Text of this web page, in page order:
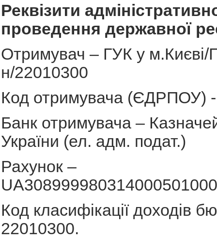
Реквізити
проведення державної
Отримувач – ГУК у м.Києві/
н/22010300
Код отримувача (ЄДРПОУ)
Банк отримувача –
України (ел. адм. подат.)
Рахунок –
Код класифікації доходів
22010300.